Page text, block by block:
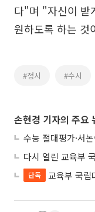
다"며 "자신이 받
원하도록 하는 것
#정시 #수시
손현경 기자의 주요
다시 열린 교육부
단독 교육부 국립대 사